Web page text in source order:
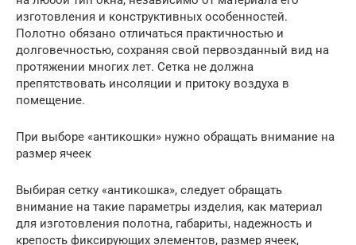
изготовления и конструктивных особенностей.
Полотно обязано отличаться практичностью и
долговечностью, сохраняя свой первозданный вид на
протяжении многих лет. Сетка не должна
препятствовать инсоляции и притоку воздуха в
помещение.
При выборе «антикошки» нужно обращать внимание на
размер ячеек
Выбирая сетку «антикошка», следует обращать
внимание на такие параметры изделия, как материал
для изготовления полотна, габариты, надежность и
крепость фиксирующих элементов, размер ячеек,